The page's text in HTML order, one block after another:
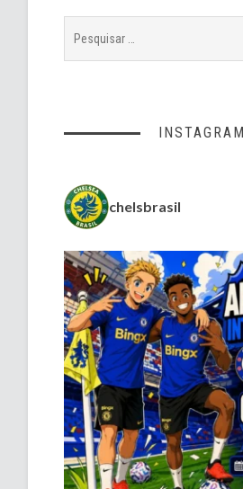
INSTAGRAM
chelsbrasil